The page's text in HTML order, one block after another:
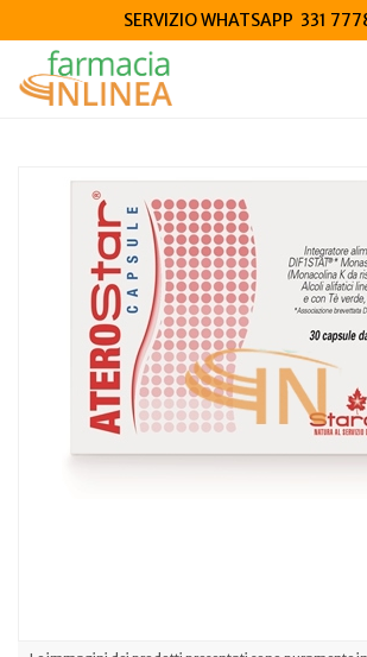
SERVIZIO WHATSAPP 331
Stardea Aterostar Capsule 30 Compresse